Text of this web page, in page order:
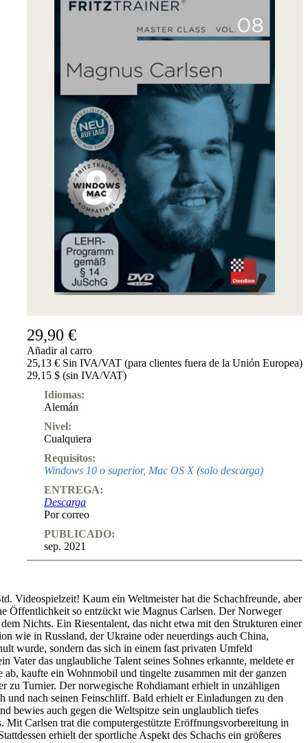
29,90 €
Añadir al carro
25,13 € Sin IVA/VAT (para clientes fuera de la Unión Europea)
29,15 $ (sin IVA/VAT)
Idiomas:
Alemán
Nivel:
Cualquiera
Requisitos:
Windows 10 o superior, Mac OS X (solo descarga)
ENTREGA:
Descarga
Por correo
PUBLICADO:
sep. 2021
Videospielzeit! Kaum ein Weltmeister hat die Schachfreunde, aber
Öffentlichkeit so entzückt wie Magnus Carlsen. Der Norweger
Nichts. Ein Riesentalent, das nicht etwa mit den Strukturen einer
wie in Russland, der Ukraine oder neuerdings auch China,
wurde, sondern das sich in einem fast privaten Umfeld
Vater das unglaubliche Talent seines Sohnes erkannte, meldete er
ab, kaufte ein Wohnmobil und tingelte zusammen mit der ganzen
zu Turnier. Der norwegische Rohdiamant erhielt in unzähligen
und nach seinen Feinschliff. Bald erhielt er Einladungen zu den
bewies auch gegen die Weltspitze sein unglaublich tiefes
Mit Carlsen trat die computergestützte Eröffnungsvorbereitung in
erhielt der sportliche Aspekt des Schachs ein größeres